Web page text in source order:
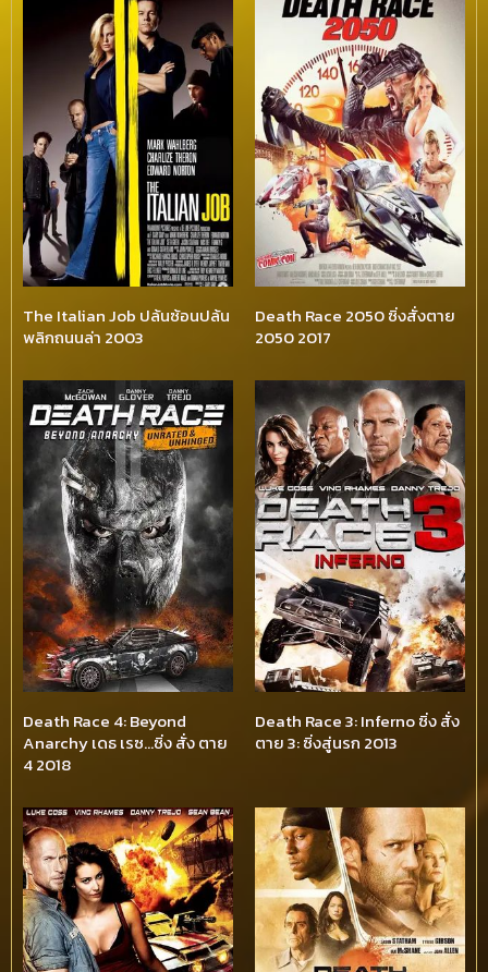
The Italian Job ปล้นซ้อนปล้น
พลิกถนนล่า 2003
Death Race 2050 ซิ่งสั่งตาย
2050 2017
Death Race 4: Beyond
Anarchy เดธ เรซ…ซิ่ง สั่ง ตาย
4 2018
Death Race 3: Inferno ซิ่ง สั่ง
ตาย 3: ซิ่งสู่นรก 2013